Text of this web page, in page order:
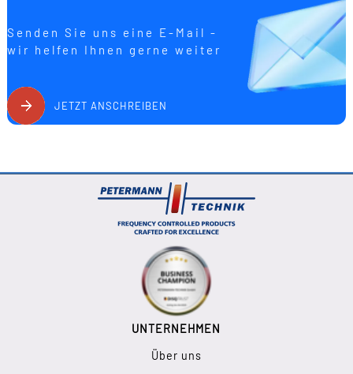
Senden Sie uns eine E-Mail -
wir helfen Ihnen gerne weiter
JETZT ANSCHREIBEN
UNTERNEHMEN
Über uns